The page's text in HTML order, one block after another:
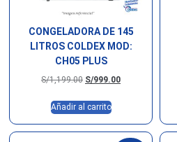
CONGELADORA DE 145
LITROS COLDEX MOD:
CH05 PLUS
S/1,199.00 S/999.00
Añadir al carrito